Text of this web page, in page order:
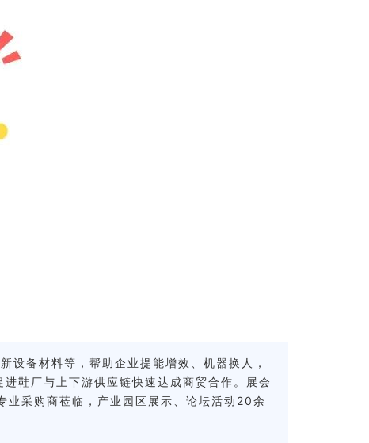
备材料等，帮助企业提能增效、机器换人，
鞋厂与上下游供应链快速达成商贸合作。展会
采购商莅临，产业园区展示、论坛活动20余